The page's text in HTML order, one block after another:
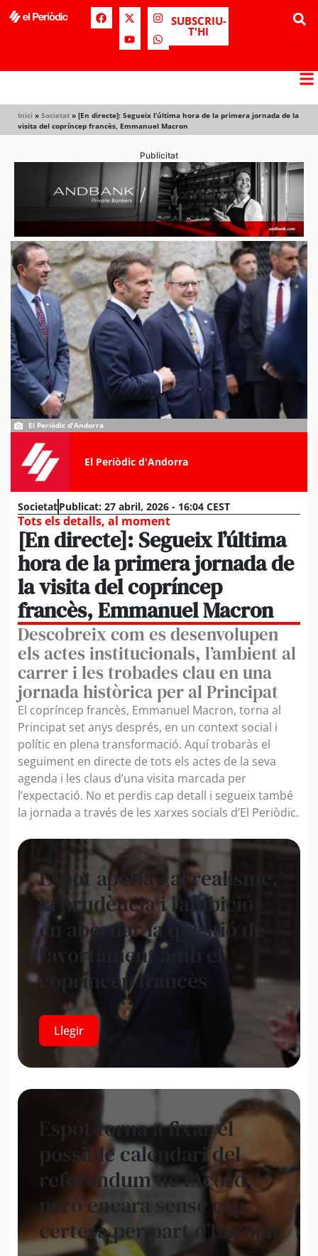
SUBSCRIU-
T'HI
Inici » Societat » [En directe]: Segueix l’última hora de la primera jornada de la
visita del copríncep francès, Emmanuel Macron
Publicitat
El Periòdic d'Andorra
El Periòdic d'Andorra
SocietatPublicat: 27 abril, 2026 - 16:04 CEST
Tots els detalls, al moment
[En directe]: Segueix l’última
hora de la primera jornada de
la visita del copríncep
francès, Emmanuel Macron
Descobreix com es desenvolupen
els actes institucionals, l’ambient al
carrer i les trobades clau en una
jornada històrica per al Principat
El copríncep francès, Emmanuel Macron, torna al
Principat set anys després, en un context social i
polític en plena transformació. Aquí trobaràs el
seguiment en directe de tots els actes de la seva
agenda i les claus d’una visita marcada per
l’expectació. No et perdis cap detall i segueix també
la jornada a través de les xarxes socials d’El Periòdic.
Espot apel·la «al realisme,
la prudència i l’ambició»
en abordar la qüestió de
l’avortament amb el
copríncep francès
Llegir
Espot torna a fixar el
possible calendari del
referèndum de l’Acord,
però encara sense cap
certesa per part d’Europa